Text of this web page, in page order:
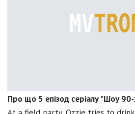
Про що 5 епізод серіалу "Шоу